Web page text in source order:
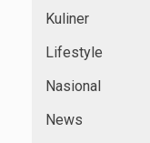
Kuliner
Lifestyle
Nasional
News